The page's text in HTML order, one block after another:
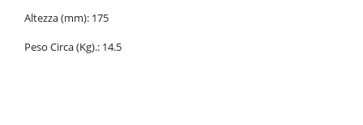
Altezza (mm): 175
Peso Circa (Kg).: 14.5